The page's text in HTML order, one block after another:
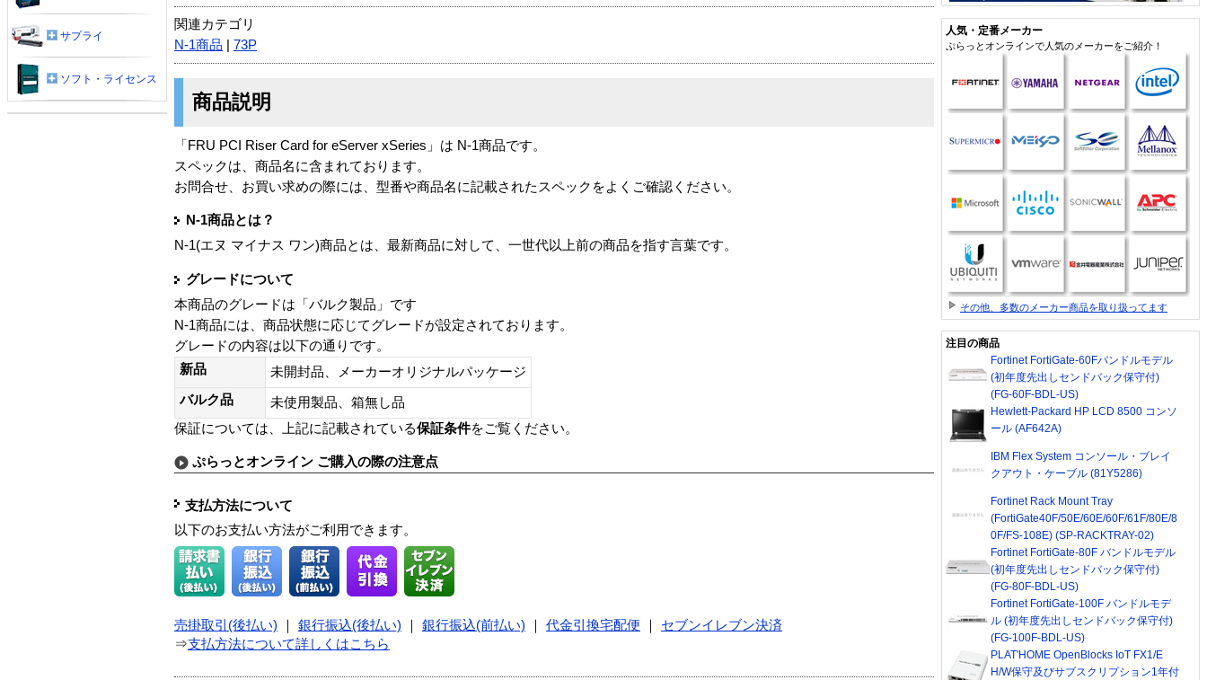
関連カテゴリ
N-1商品
73P
商品説明
「FRU PCI Riser Card for eServer xSeries」は N-1商品です。
スペックは、商品名に含まれております。
お問合せ、お買い求めの際には、型番や商品名に記載されたスペックをよくご確認ください。
N-1商品とは？
N-1(エヌ マイナス ワン)商品とは、最新商品に対して、一世代以上前の商品を指す言葉です。
グレードについて
本商品のグレードは「バルク製品」です
N-1商品には、商品状態に応じてグレードが設定されております。
グレードの内容は以下の通りです。
新品
未開封品、メーカーオリジナルパッケージ
バルク品
未使用製品、箱無し品
保証については、上記に記載されている保証条件をご覧ください。
ぷらっとオンライン ご購入の際の注意点
支払方法について
以下のお支払い方法がご利用できます。
売掛取引(後払い) 銀行振込(後払い) 銀行振込(前払い) 代金引換宅配便
セブンイレブン決済
⇒支払方法について詳しくはこちら
サプライ
ソフト・ライセンス
人気・定番メーカー
ぷらっとオンラインで人気のメーカーをご紹介！
その他、多数のメーカー商品を取り扱ってます
注目の商品
Fortinet FortiGate-60Fバンドルモデル
(初年度先出しセンドバック保守付)
(FG-60F-BDL-US)
Hewlett-Packard HP LCD 8500 コンソ
ール (AF642A)
IBM Flex System コンソール・ブレイ
クアウト・ケーブル (81Y5286)
Fortinet Rack Mount Tray
(FortiGate40F/50E/60E/60F/61F/80E/8
0F/FS-108E) (SP-RACKTRAY-02)
Fortinet FortiGate-80F バンドルモデル
(初年度先出しセンドバック保守付)
(FG-80F-BDL-US)
Fortinet FortiGate-100F バンドルモデ
ル (初年度先出しセンドバック保守付)
(FG-100F-BDL-US)
PLAT'HOME OpenBlocks IoT FX1/E
H/W保守及びサブスクリプション1年付